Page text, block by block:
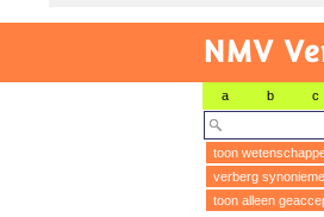
NMV
a b c
toon
verberg
toon alleen